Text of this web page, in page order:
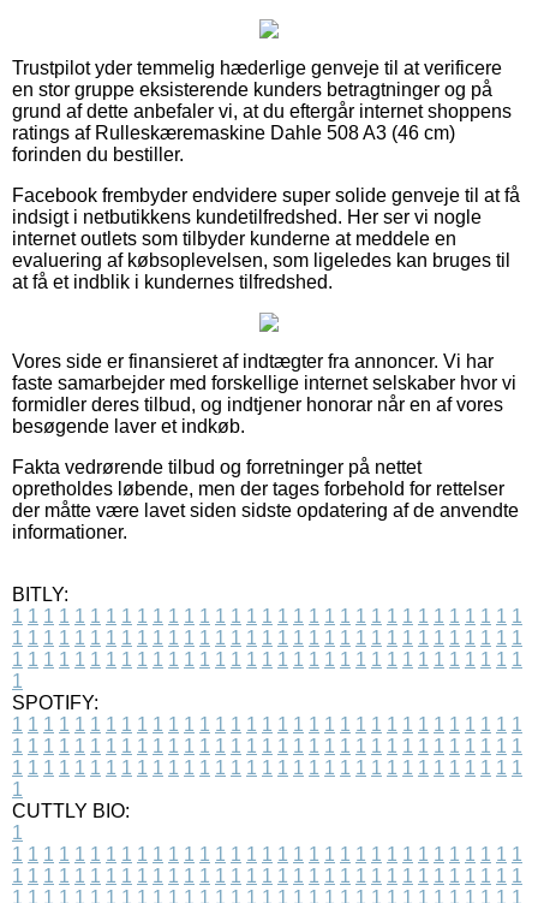
Trustpilot yder temmelig hæderlige genveje til at verificere
en stor gruppe eksisterende kunders betragtninger og på
grund af dette anbefaler vi, at du eftergår internet shoppens
ratings af Rulleskæremaskine Dahle 508 A3 (46 cm)
forinden du bestiller.
Facebook frembyder endvidere super solide genveje til at få
indsigt i netbutikkens kundetilfredshed. Her ser vi nogle
internet outlets som tilbyder kunderne at meddele en
evaluering af købsoplevelsen, som ligeledes kan bruges til
at få et indblik i kundernes tilfredshed.
Vores side er finansieret af indtægter fra annoncer. Vi har
faste samarbejder med forskellige internet selskaber hvor vi
formidler deres tilbud, og indtjener honorar når en af vores
besøgende laver et indkøb.
Fakta vedrørende tilbud og forretninger på nettet
opretholdes løbende, men der tages forbehold for rettelser
der måtte være lavet siden sidste opdatering af de anvendte
informationer.
BITLY:
1 1 1 1 1 1 1 1 1 1 1 1 1 1 1 1 1 1 1 1 1 1 1 1 1 1 1 1 1 1 1 1 1
1 1 1 1 1 1 1 1 1 1 1 1 1 1 1 1 1 1 1 1 1 1 1 1 1 1 1 1 1 1 1 1 1
1 1 1 1 1 1 1 1 1 1 1 1 1 1 1 1 1 1 1 1 1 1 1 1 1 1 1 1 1 1 1 1 1
1
SPOTIFY:
1 1 1 1 1 1 1 1 1 1 1 1 1 1 1 1 1 1 1 1 1 1 1 1 1 1 1 1 1 1 1 1 1
1 1 1 1 1 1 1 1 1 1 1 1 1 1 1 1 1 1 1 1 1 1 1 1 1 1 1 1 1 1 1 1 1
1 1 1 1 1 1 1 1 1 1 1 1 1 1 1 1 1 1 1 1 1 1 1 1 1 1 1 1 1 1 1 1 1
1
CUTTLY BIO:
1
1 1 1 1 1 1 1 1 1 1 1 1 1 1 1 1 1 1 1 1 1 1 1 1 1 1 1 1 1 1 1 1 1
1 1 1 1 1 1 1 1 1 1 1 1 1 1 1 1 1 1 1 1 1 1 1 1 1 1 1 1 1 1 1 1 1
1 1 1 1 1 1 1 1 1 1 1 1 1 1 1 1 1 1 1 1 1 1 1 1 1 1 1 1 1 1 1 1 1